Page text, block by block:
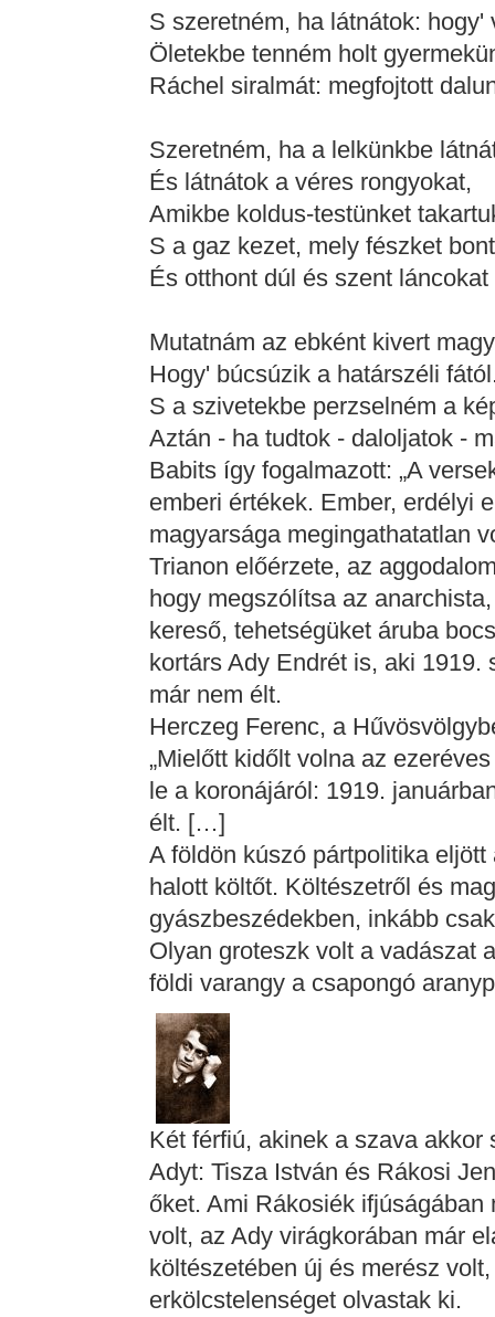
S szeretném, ha látnátok:
Öletekbe tenném holt
Ráchel siralmát: megfojtott
Szeretném, ha a lelkünkbe
És látnátok a véres rongyokat,
Amikbe koldus-testünket
S a gaz kezet, mely fészket
És otthont dúl és szent
Mutatnám az ebként kivert
Hogy' búcsúzik a határszéli
S a szivetekbe perzselném a
Aztán - ha tudtok - daloljatok -
Babits így fogalmazott: „A
emberi értékek. Ember, erdélyi
magyarsága megingathatatlan
Trianon előérzete, az
hogy megszólítsa az
kereső, tehetségüket áruba
kortárs Ady Endrét is, aki
már nem élt.
Herczeg Ferenc, a
„Mielőtt kidőlt volna az
le a koronájáról: 1919.
élt. […]
A földön kúszó pártpolitika
halott költőt. Költészetről és
gyászbeszédekben, inkább
Olyan groteszk volt a vadászat
földi varangy a csapongó
Két férfiú, akinek a szava
Adyt: Tisza István és Rákosi
őket. Ami Rákosiék
volt, az Ady virágkorában már
költészetében új és merész
erkölcstelenséget olvastak ki.